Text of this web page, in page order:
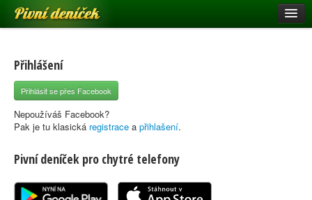
Pivní deníček
Pivní mapa
Pivní značky
Nápověda
Přihlášení
Přihlásit se přes Facebook
Nepoužíváš Facebook?
Pak je tu klasická registrace a přihlašení.
Pivní deníček pro chytré telefony